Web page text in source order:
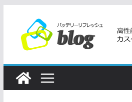
ツ